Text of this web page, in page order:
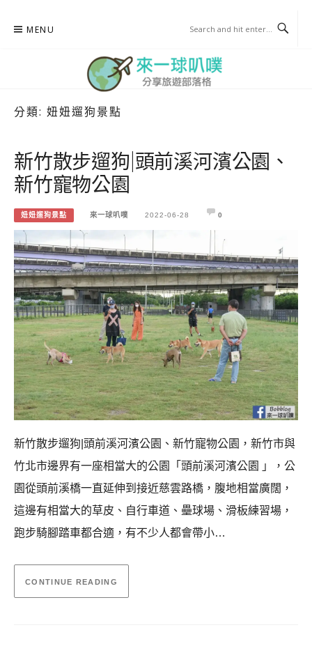
MENU
分類: 妞妞遛狗景點
新竹散步遛狗|頭前溪河濱公園、
新竹寵物公園
妞妞遛狗景點 來一球叭噗 2022-06-28 0
新竹散步遛狗|頭前溪河濱公園、新竹寵物公園，新竹市與
竹北市邊界有一座相當大的公園「頭前溪河濱公園 」，公
園從頭前溪橋一直延伸到接近慈雲路橋，腹地相當廣闊，
這邊有相當大的草皮、自行車道、壘球場、滑板練習場，
跑步騎腳踏車都合適，有不少人都會帶小…
CONTINUE READING